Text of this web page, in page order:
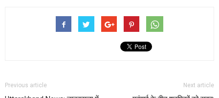
Previous article Next article